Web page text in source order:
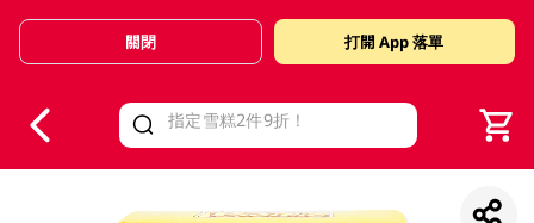
Valid Until 30 June 2026
關閉 打開 App 落單